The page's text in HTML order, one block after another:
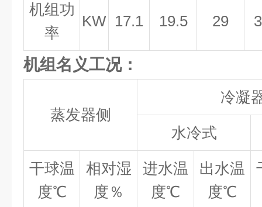
机组功
率
KW 17.1 19.5 29
机组名义工况：
蒸发器侧
冷凝
水冷式
干球温
度℃
相对湿
度％
进水温
度℃
出水温
度℃